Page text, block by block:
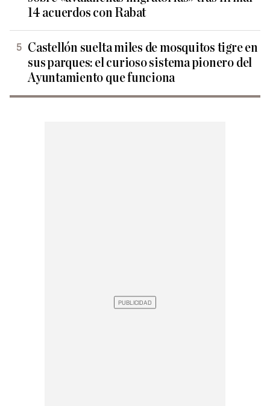
14 acuerdos con Rabat
Castellón suelta miles de mosquitos tigre en
sus parques: el curioso sistema pionero del
Ayuntamiento que funciona